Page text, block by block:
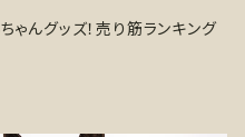
ゃんグッズ！売り筋ランキング